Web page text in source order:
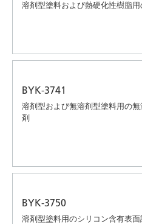
溶剤型塗料および熱硬化性樹脂
BYK-3741
溶剤型および無溶剤型塗料用の
剤
BYK-3750
溶剤型塗料用のシリコン含有表